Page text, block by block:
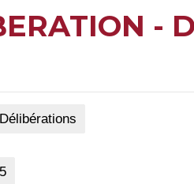
-
Délibérations